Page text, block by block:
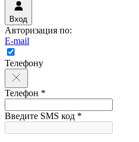
Вход
Авторизация по:
E-mail
Телефону
Телефон *
Введите SMS код *